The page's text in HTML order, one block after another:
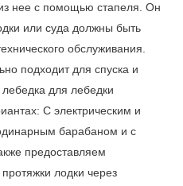
нее с помощью стапеля. Он
или суда должны быть
обслуживания.
подходит для спуска и
для лебедки
С электрическим и
барабаном и с
предоставляем
лодки через